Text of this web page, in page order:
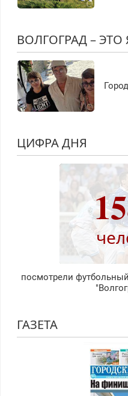
ВОЛГОГРАД – ЭТО
ЦИФРА ДНЯ
посмотрели
ГАЗЕТА